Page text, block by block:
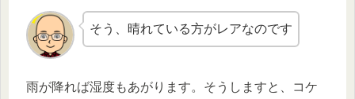
そう、晴れている方がレアなのです
雨が降れば湿度もあがります。そうしますと、コケ